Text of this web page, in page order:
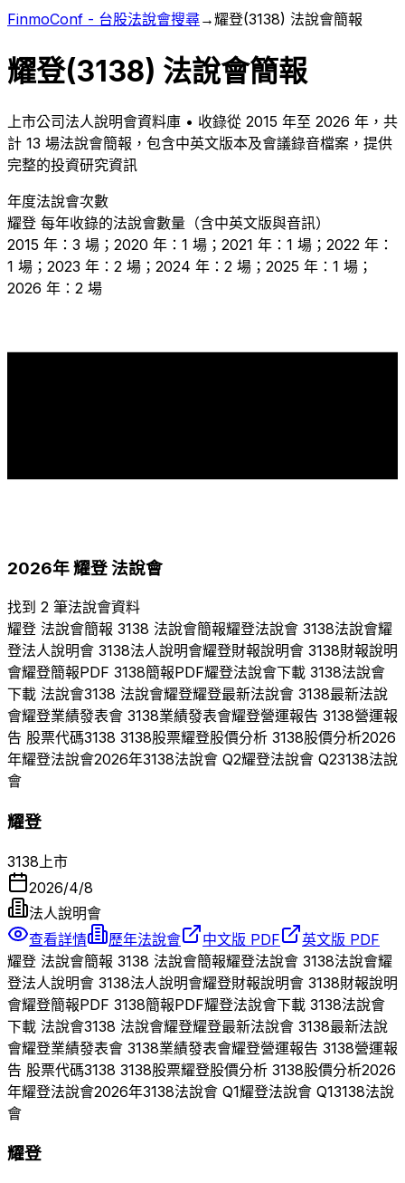
FinmoConf - 台股法說會搜尋→耀登(3138) 法說會簡報
耀登(3138) 法說會簡報
上市公司法人說明會資料庫 • 收錄從 2015 年至 2026 年，共
計 13 場法說會簡報，包含中英文版本及會議錄音檔案，提供
完整的投資研究資訊
年度法說會次數
耀登 每年收錄的法說會數量（含中英文版與音訊）
2015 年：3 場；2020 年：1 場；2021 年：1 場；2022 年：
1 場；2023 年：2 場；2024 年：2 場；2025 年：1 場；
2026 年：2 場
2026年耀登法說會
找到 2 筆法說會資料
耀登 法說會簡報 3138 法說會簡報耀登法說會 3138法說會耀
登法人說明會 3138法人說明會耀登財報說明會 3138財報說明
會耀登簡報PDF 3138簡報PDF耀登法說會下載 3138法說會
下載 法說會3138 法說會耀登耀登最新法說會 3138最新法說
會耀登業績發表會 3138業績發表會耀登營運報告 3138營運報
告 股票代碼3138 3138股票耀登股價分析 3138股價分析2026
年耀登法說會2026年3138法說會 Q2耀登法說會 Q23138法說
會
耀登
3138 上市
2026/4/8
法人說明會
查看詳情
歷年法說會 中文版 PDF
英文版 PDF
耀登 法說會簡報 3138 法說會簡報耀登法說會 3138法說會耀
登法人說明會 3138法人說明會耀登財報說明會 3138財報說明
會耀登簡報PDF 3138簡報PDF耀登法說會下載 3138法說會
下載 法說會3138 法說會耀登耀登最新法說會 3138最新法說
會耀登業績發表會 3138業績發表會耀登營運報告 3138營運報
告 股票代碼3138 3138股票耀登股價分析 3138股價分析2026
年耀登法說會2026年3138法說會 Q1耀登法說會 Q13138法說
會
耀登